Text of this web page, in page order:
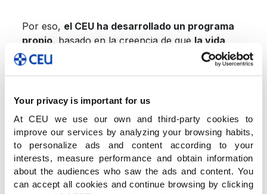
Your privacy is important for us
At CEU we use our own and third-party cookies to
improve our services by analyzing your browsing habits,
to personalize ads and content according to your
interests, measure performance and obtain information
about the audiences who saw the ads and content. You
can accept all cookies and continue browsing by clicking
Por eso, el CEU ha desarrollado un programa
propio, basado en la creencia de que la vida
escolar es factor protector y potenciador de
la salud mental del alumno.
Así, el programa
docentes, el departamento de orientación
todos ellos siendo corresponsables de fomentar
la salud mental de nuestros niños y jóvenes.
MENTIS aborda diferentes realidades